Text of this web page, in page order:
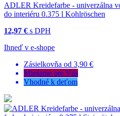
ADLER Kreidefarbe - univerzálna
do interiéru 0.375 l Kohlröschen
12,97 € s DPH
Ihneď v e-shope
Zásielkovňa od 3,90 €
Miešame pre Vás
Vhodné k deťom